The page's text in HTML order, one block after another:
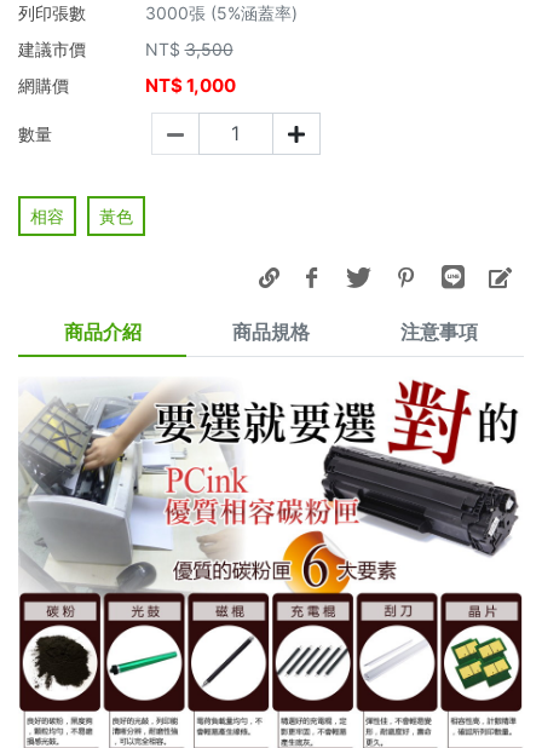
列印張數
3000張 (5%涵蓋率)
建議市價
NT$ 3,500
網購價
NT$1,000
數量
相容 黃色
商品介紹 商品規格 注意事項